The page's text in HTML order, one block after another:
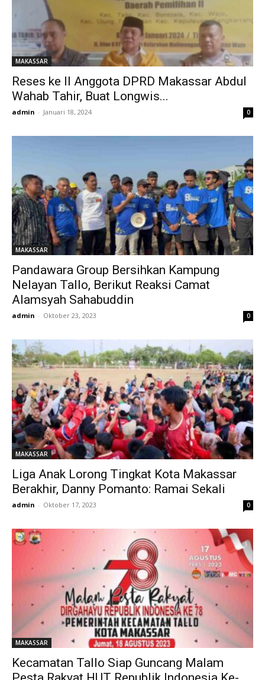
MAKASSAR
Reses ke II Anggota DPRD Makassar Abdul
Wahab Tahir, Buat Longwis...
admin - Januari 18, 2024 0
MAKASSAR
Pandawara Group Bersihkan Kampung
Nelayan Tallo, Berikut Reaksi Camat
Alamsyah Sahabuddin
admin - Oktober 23, 2023 0
MAKASSAR
Liga Anak Lorong Tingkat Kota Makassar
Berakhir, Danny Pomanto: Ramai Sekali
admin - Oktober 17, 2023 0
MAKASSAR
Kecamatan Tallo Siap Guncang Malam